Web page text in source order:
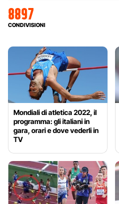
8897
CONDIVISIONI
Mondiali di atletica 2022, il
programma: gli italiani in
gara, orari e dove vederli in
TV